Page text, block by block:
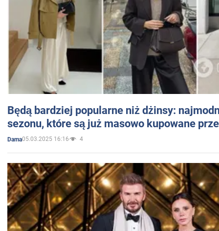
Będą bardziej popularne niż dżinsy:
sezonu, które są już masowo kupowane
Dama05.03.2025 16:16 4